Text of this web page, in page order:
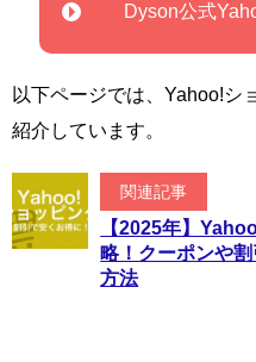
Dyson公式
以下ページでは、Yahoo!シ
紹介しています。
関連記事
【2025年】
略！クーポンや
方法